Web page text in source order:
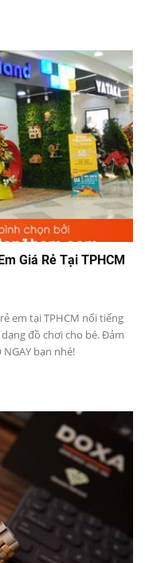
Giá Rẻ Tại TPHCM
em tại TPHCM nổi tiếng
đồ chơi cho bé. Đảm
bạn nhé!